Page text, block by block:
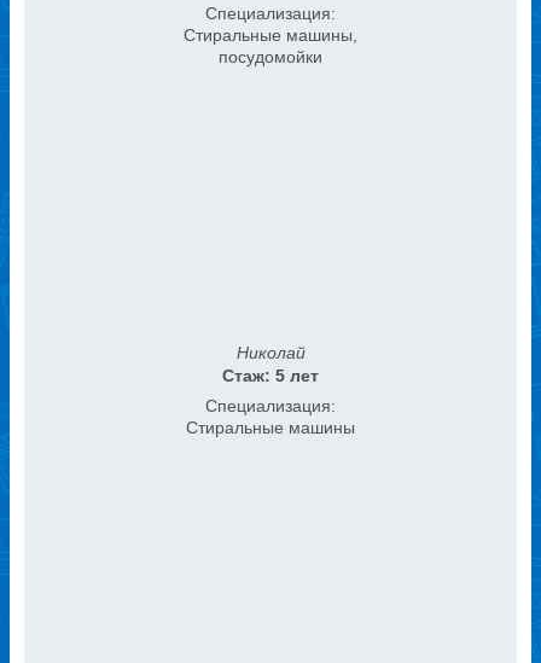
Специализация:
Стиральные машины,
посудомойки
Николай
Стаж: 5 лет
Специализация:
Стиральные машины